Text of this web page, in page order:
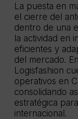
La puesta en
el cierre del
dentro de una
la actividad en
eficientes y
del mercado.
Logisfashion
operativos en
consolidando
estratégica
internacional.